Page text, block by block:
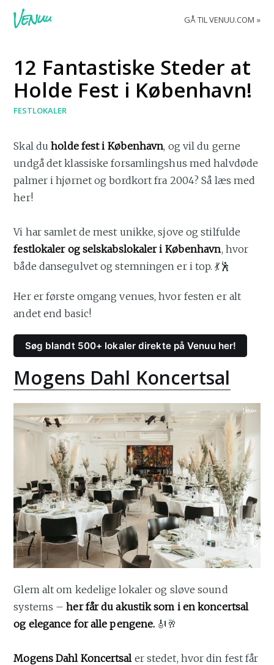
GÅ TIL VENUU.COM
12 Fantastiske Steder at
Holde Fest i København!
FESTLOKALER
Skal duholde fest i København, og vil du gerne
undgå det klassiske forsamlingshus med halvdøde
palmer i hjørnet og bordkort fra 2004? Så læs med
her!
Vi har samlet de mest unikke, sjove og stilfulde
festlokaler og selskabslokaler i København, hvor
både dansegulvet og stemningen er i top. 💃🕺
Her er første omgang venues, hvor festen er alt
andet end basic!
Søg blandt 500+ lokaler direkte på Venuu her!
Mogens Dahl Koncertsal
Glem alt om kedelige lokaler og sløve sound
systems –her får du akustik som i en koncertsal
og elegance for alle pengene. 🎻🥂
Mogens Dahl Koncertsaler stedet, hvor din fest får